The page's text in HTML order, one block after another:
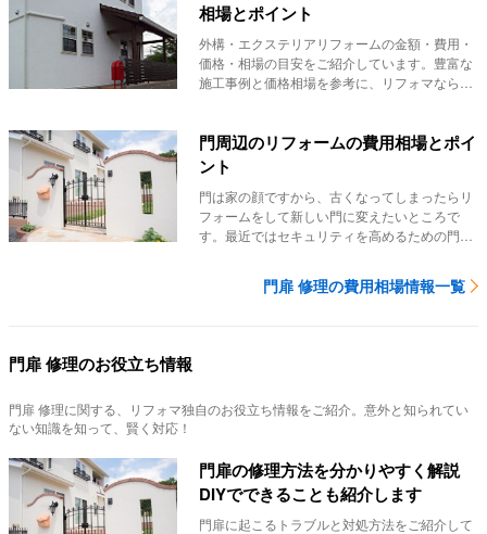
相場とポイント
外構・エクステリアリフォームの金額・費用・
価格・相場の目安をご紹介しています。豊富な
施工事例と価格相場を参考に、リフォマなら、
門周辺のリフォームの費用相場とポイ
ント
門は家の顔ですから、古くなってしまったらリ
フォームをして新しい門に変えたいところで
す。最近ではセキュリティを高めるための門リ
門扉 修理の費用相場情報一覧
門扉 修理のお役立ち情報
門扉 修理に関する、リフォマ独自のお役立ち情報をご紹介。意外と知られてい
ない知識を知って、賢く対応！
門扉の修理方法を分かりやすく解説
DIYでできることも紹介します
門扉に起こるトラブルと対処方法をご紹介して